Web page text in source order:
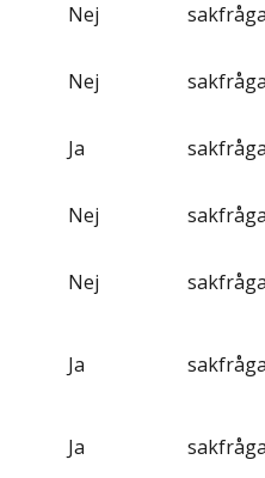
Nej
Nej
Ja
Nej
Nej
Ja
Ja